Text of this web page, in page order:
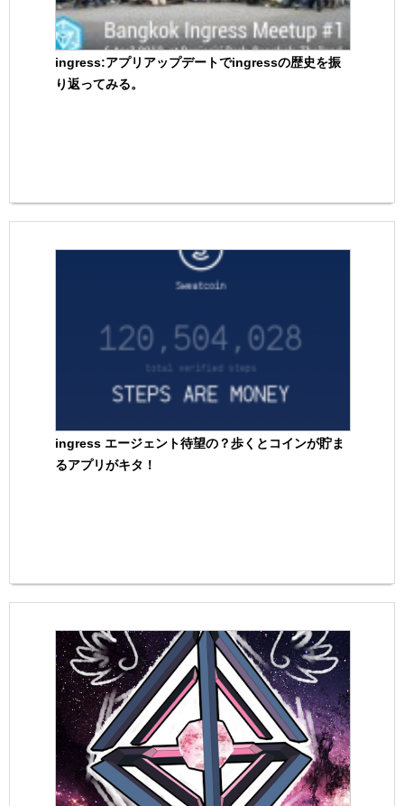
ingress:アプリアップデートでingressの歴史を振
り返ってみる。
ingress エージェント待望の？歩くとコインが貯ま
るアプリがキタ！